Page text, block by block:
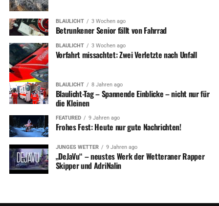
BLAULICHT 3 Wochen ago
Betrunkener Senior fällt von Fahrrad
BLAULICHT 3 Wochen ago
Vorfahrt missachtet: Zwei Verletzte nach Unfall
BLAULICHT 8 Jahren ago
Blaulicht-Tag – Spannende Einblicke – nicht nur für
die Kleinen
FEATURED 9 Jahren ago
Frohes Fest: Heute nur gute Nachrichten!
JUNGES WETTER 9 Jahren ago
„DeJaVu“ – neustes Werk der Wetteraner Rapper
Skipper und AdriNalin